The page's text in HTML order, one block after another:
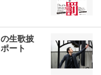
生歌披
ート